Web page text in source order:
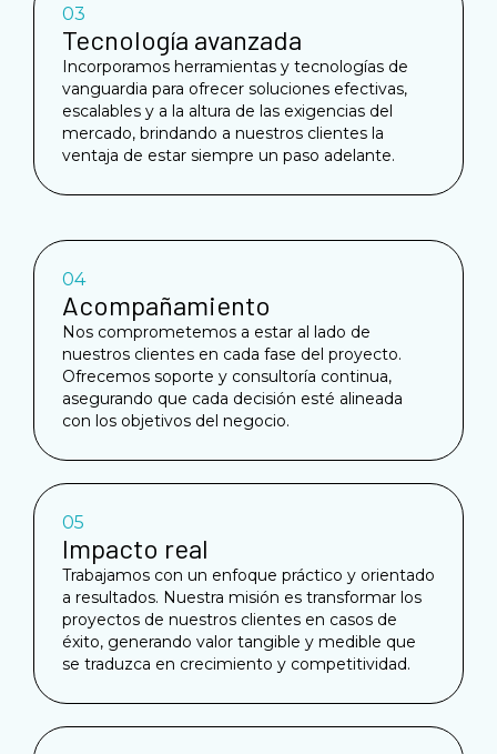
03
Tecnología avanzada
Incorporamos herramientas y tecnologías de
vanguardia para ofrecer soluciones efectivas,
escalables y a la altura de las exigencias del
mercado, brindando a nuestros clientes la
ventaja de estar siempre un paso adelante.
04
Acompañamiento
Nos comprometemos a estar al lado de
nuestros clientes en cada fase del proyecto.
Ofrecemos soporte y consultoría continua,
asegurando que cada decisión esté alineada
con los objetivos del negocio.
05
Impacto real
Trabajamos con un enfoque práctico y orientado
a resultados. Nuestra misión es transformar los
proyectos de nuestros clientes en casos de
éxito, generando valor tangible y medible que
se traduzca en crecimiento y competitividad.